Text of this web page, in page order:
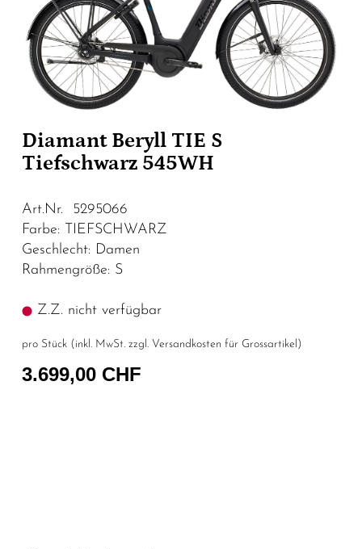
Diamant Beryll TIE S
Tiefschwarz 545WH
Art.Nr. 5295066
Farbe: TIEFSCHWARZ
Geschlecht: Damen
Rahmengröße: S
Z.Z. nicht verfügbar
pro Stück (inkl. MwSt. zzgl. Versandkosten für Grossartikel )
3.699,00 CHF